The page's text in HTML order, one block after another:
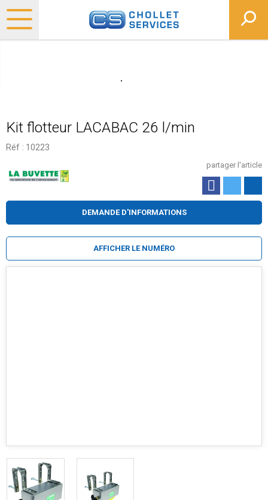
Kit flotteur LACABAC 26 l/min
Réf : 10223
partager l'article
DEMANDE D'INFORMATIONS
AFFICHER LE NUMÉRO